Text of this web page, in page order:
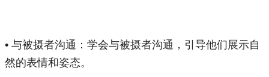
• 与被摄者沟通：学会与被摄者沟通，引导他们展示自
然的表情和姿态。